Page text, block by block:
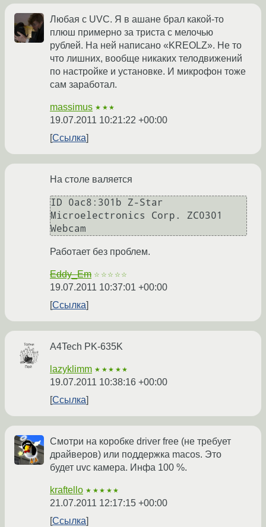
Любая с UVC. Я в ашане брал какой-то
плюш примерно за триста с мелочью
рублей. На ней написано «KREOLZ». Не то
что лишних, вообще никаких телодвижений
по настройке и установке. И микрофон тоже
сам заработал.
massimus ★★★
19.07.2011 10:21:22 +00:00
Ссылка
На столе валяется
ID 0ac8:301b Z-Star
Microelectronics Corp. ZC0301
Работает без проблем.
Eddy_Em ☆☆☆☆☆
19.07.2011 10:37:01 +00:00
Ссылка
A4Tech PK-635K
lazyklimm ★★★★★
19.07.2011 10:38:16 +00:00
Ссылка
Смотри на коробке driver free (не требует
драйверов) или поддержка macos. Это
будет uvc камера. Инфа 100 %.
kraftello ★★★★★
21.07.2011 12:17:15 +00:00
Ссылка